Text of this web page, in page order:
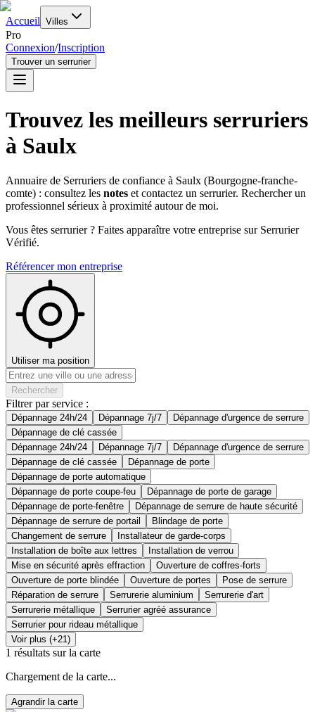
Accueil Villes
Pro
Connexion/Inscription
Trouver un serrurier
Trouvez les meilleurs serruriers
à Saulx
Annuaire de Serruriers de confiance à Saulx (Bourgogne-franche-
comte) : consultez les notes et contactez un serrurier. Rechercher un
professionnel sérieux à proximité autour de moi.
Vous êtes serrurier ? Faites apparaître votre entreprise sur Serrurier
Vérifié.
Référencer mon entreprise
Utiliser ma position
Rechercher
Filtrer par service :
Dépannage 24h/24 Dépannage 7j/7
Dépannage d'urgence de serrure
Dépannage de clé cassée
Dépannage 24h/24
Dépannage 7j/7
Dépannage d'urgence de serrure
Dépannage de clé cassée
Dépannage de porte
Dépannage de porte automatique
Dépannage de porte coupe-feu
Dépannage de porte de garage
Dépannage de porte-fenêtre
Dépannage de serrure de haute sécurité
Dépannage de serrure de portail
Blindage de porte
Changement de serrure
Installateur de garde-corps
Installation de boîte aux lettres
Installation de verrou
Mise en sécurité après effraction
Ouverture de coffres-forts
Ouverture de porte blindée
Ouverture de portes
Pose de serrure
Réparation de serrure
Serrurerie aluminium
Serrurerie d'art
Serrurerie métallique
Serrurier agréé assurance
Serrurier pour rideau métallique
Voir plus (+21)
1 résultats sur la carte
Chargement de la carte...
Agrandir la carte